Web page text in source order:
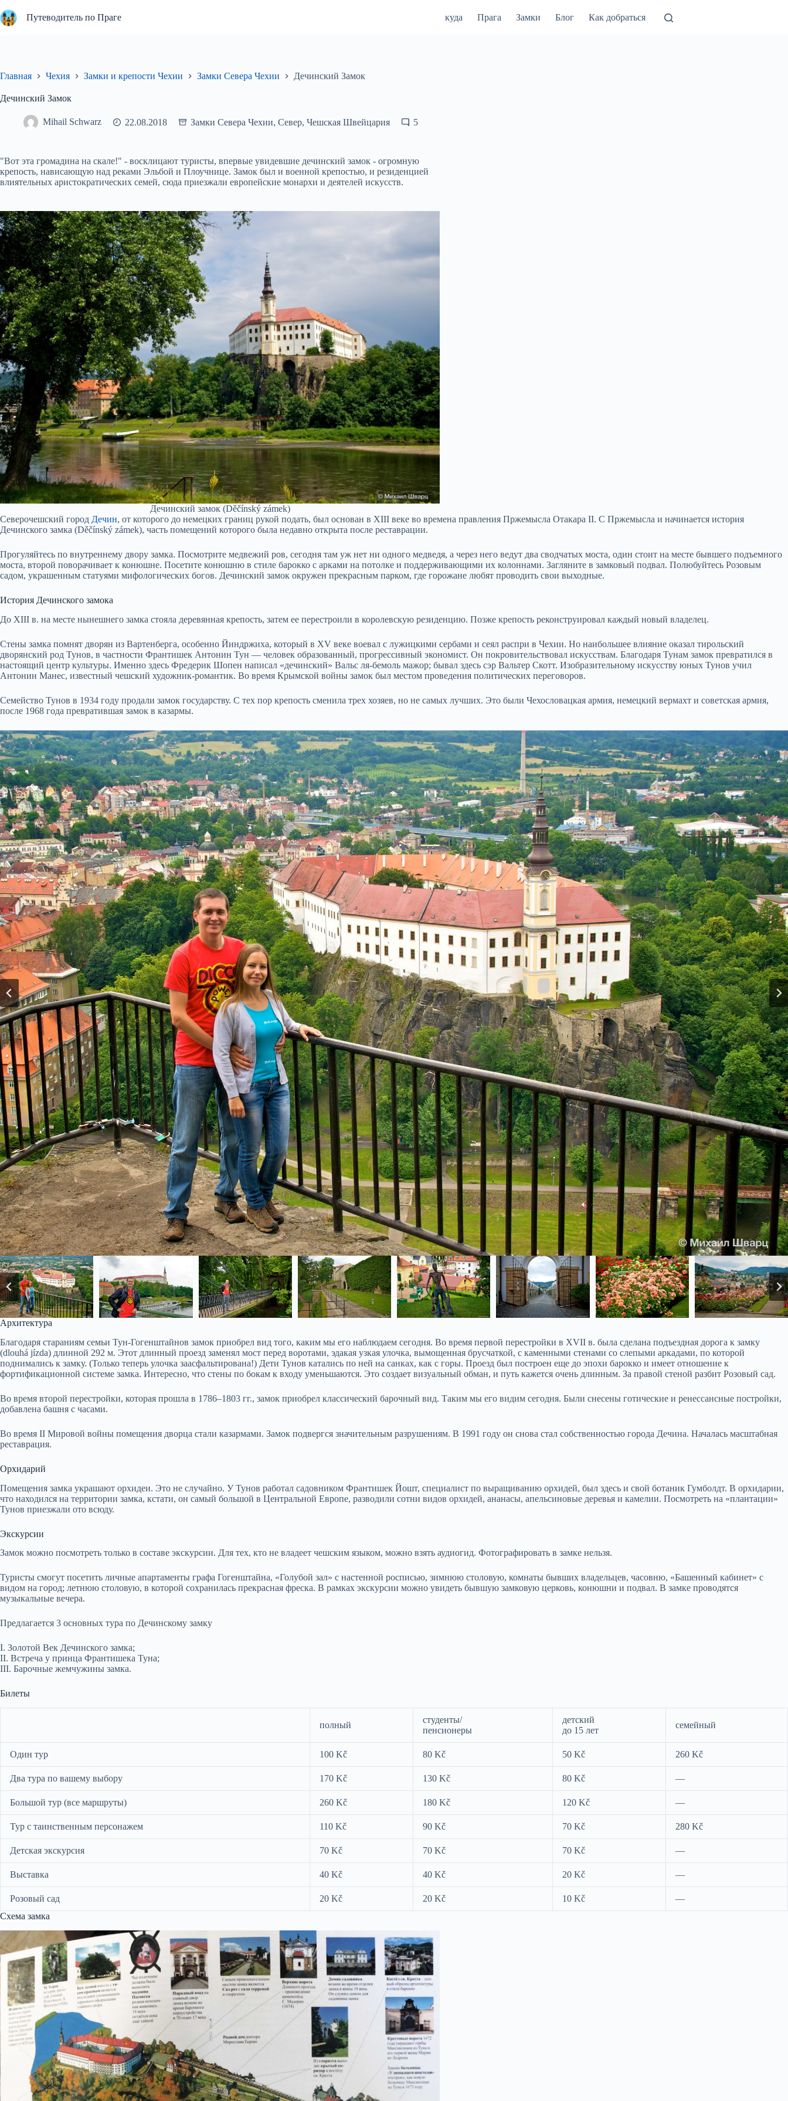
к
сути
Путеводитель по Праге куда Прага Замки Блог Как добраться
Главная Чехия Замки и крепости Чехии Замки Севера Чехии Дечинский Замок
Дечинский Замок
Mihail Schwarz 22.08.2018 Замки Севера Чехии, Север, Чешская Швейцария 5
"Вот эта громадина на скале!" - восклицают туристы, впервые увидевшие дечинский замок - огромную
крепость, нависающую над реками Эльбой и Плоучнице. Замок был и военной крепостью, и резиденцией
влиятельных аристократических семей, сюда приезжали европейские монархи и деятелей искусств.
Дечинский замок (Děčínský zámek)
Северочешский город Дечин, от которого до немецких границ рукой подать, был основан в XIII веке во времена правления Пржемысла Отакара II. С Пржемысла и начинается история
Дечинского замка (Děčínský zámek), часть помещений которого была недавно открыта после реставрации.
Прогуляйтесь по внутреннему двору замка. Посмотрите медвежий ров, сегодня там уж нет ни одного медведя, а через него ведут два сводчатых моста, один стоит на месте бывшего подъемного
моста, второй поворачивает к конюшне. Посетите конюшню в стиле барокко с арками на потолке и поддерживающими их колоннами. Загляните в замковый подвал. Полюбуйтесь Розовым
садом, украшенным статуями мифологических богов. Дечинский замок окружен прекрасным парком, где горожане любят проводить свои выходные.
История Дечинского замока
До XIII в. на месте нынешнего замка стояла деревянная крепость, затем ее перестроили в королевскую резиденцию. Позже крепость реконструировал каждый новый владелец.
Стены замка помнят дворян из Вартенберга, особенно Йиндржиха, который в XV веке воевал с лужицкими сербами и сеял распри в Чехии. Но наибольшее влияние оказал тирольский
дворянский род Тунов, в частности Франтишек Антонин Тун — человек образованный, прогрессивный экономист. Он покровительствовал искусствам. Благодаря Тунам замок превратился в
настоящий центр культуры. Именно здесь Фредерик Шопен написал «дечинский» Вальс ля-бемоль мажор; бывал здесь сэр Вальтер Скотт. Изобразительному искусству юных Тунов учил
Антонин Манес, известный чешский художник-романтик. Во время Крымской войны замок был местом проведения политических переговоров.
Семейство Тунов в 1934 году продали замок государству. С тех пор крепость сменила трех хозяев, но не самых лучших. Это были Чехословацкая армия, немецкий вермахт и советская армия,
после 1968 года превратившая замок в казармы.
Архитектура
Благодаря стараниям семьи Тун-Гогенштайнов замок приобрел вид того, каким мы его наблюдаем сегодня. Во время первой перестройки в XVII в. была сделана подъездная дорога к замку
(dlouhá jízda) длинной 292 м. Этот длинный проезд заменял мост перед воротами, эдакая узкая улочка, вымощенная брусчаткой, с каменными стенами со слепыми аркадами, по которой
поднимались к замку. (Только теперь улочка заасфальтирована!) Дети Тунов катались по ней на санках, как с горы. Проезд был построен еще до эпохи барокко и имеет отношение к
фортификационной системе замка. Интересно, что стены по бокам к входу уменьшаются. Это создает визуальный обман, и путь кажется очень длинным. За правой стеной разбит Розовый сад.
Во время второй перестройки, которая прошла в 1786–1803 гг., замок приобрел классический барочный вид. Таким мы его видим сегодня. Были снесены готические и ренессансные постройки,
добавлена башня с часами.
Во время II Мировой войны помещения дворца стали казармами. Замок подвергся значительным разрушениям. В 1991 году он снова стал собственностью города Дечина. Началась масштабная
реставрация.
Орхидарий
Помещения замка украшают орхидеи. Это не случайно. У Тунов работал садовником Франтишек Йошт, специалист по выращиванию орхидей, был здесь и свой ботаник Гумболдт. В орхидарии,
что находился на территории замка, кстати, он самый большой в Центральной Европе, разводили сотни видов орхидей, ананасы, апельсиновые деревья и камелии. Посмотреть на «плантации»
Тунов приезжали ото всюду.
Экскурсии
Замок можно посмотреть только в составе экскурсии. Для тех, кто не владеет чешским языком, можно взять аудиогид. Фотографировать в замке нельзя.
Туристы смогут посетить личные апартаменты графа Гогенштайна, «Голубой зал» с настенной росписью, зимнюю столовую, комнаты бывших владельцев, часовню, «Башенный кабинет» с
видом на город; летнюю столовую, в которой сохранилась прекрасная фреска. В рамках экскурсии можно увидеть бывшую замковую церковь, конюшни и подвал. В замке проводятся
музыкальные вечера.
Предлагается 3 основных тура по Дечинскому замку
I. Золотой Век Дечинского замка;
II. Встреча у принца Франтишека Туна;
III. Барочные жемчужины замка.
Билеты
полный
студенты/
пенсионеры
детский
до 15 лет
семейный
Один тур 100 Kč 80 Kč 50 Kč 260 Kč
Два тура по вашему выбору 170 Kč 130 Kč 80 Kč —
Большой тур (все маршруты) 260 Kč 180 Kč 120 Kč —
Тур с таинственным персонажем 110 Kč 90 Kč 70 Kč 280 Kč
Детская экскурсия 70 Kč 70 Kč 70 Kč —
Выставка 40 Kč 40 Kč 20 Kč —
Розовый сад 20 Kč 20 Kč 10 Kč
—
Схема замка